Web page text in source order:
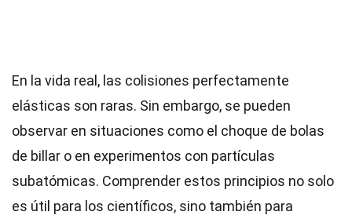
En la vida real, las colisiones perfectamente
elásticas son raras. Sin embargo, se pueden
observar en situaciones como el choque de bolas
de billar o en experimentos con partículas
subatómicas. Comprender estos principios no solo
es útil para los científicos, sino también para